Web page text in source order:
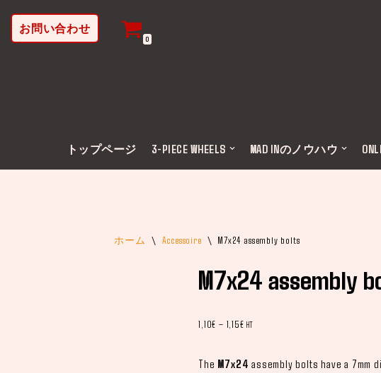
コ
お問い合わせ
0
トップページ 3-PIECE WHEELS MAD INのノウハウ
ホーム \ Accessoire \ M7x24 assembly bolts
M7x24 assembly
1,10€ – 1,15€ HT
The M7x24 assembly bolts have a 7mm